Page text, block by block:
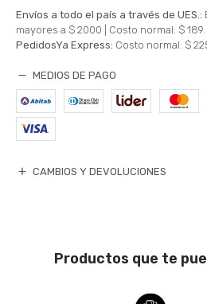
Envíos a todo el país a través de UES.:
mayores a $ 2000 | Costo normal: $ 189.
PedidosYa Express: Costo normal: $
MEDIOS DE PAGO
CAMBIOS Y DEVOLUCIONES
Productos que te